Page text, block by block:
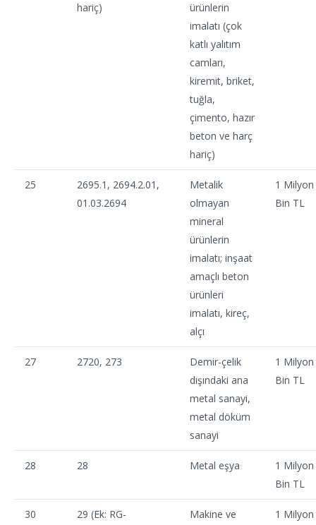
hariç)
ürünlerin
imalatı (çok
katlı yalıtım
camları,
kiremit, briket,
tuğla,
çimento, hazır
beton ve harç
hariç)
25
2695.1, 2694.2.01,
01.03.2694
Metalik
olmayan
mineral
ürünlerin
imalatı; inşaat
amaçlı beton
ürünleri
imalatı, kireç,
alçı
1
Bin TL
27 2720, 273
Demir-çelik
dışındaki ana
metal sanayi,
metal döküm
sanayi
1
Bin TL
28 28 Metal eşya
1
Bin TL
30
29 (Ek: RG-
Makine ve
1